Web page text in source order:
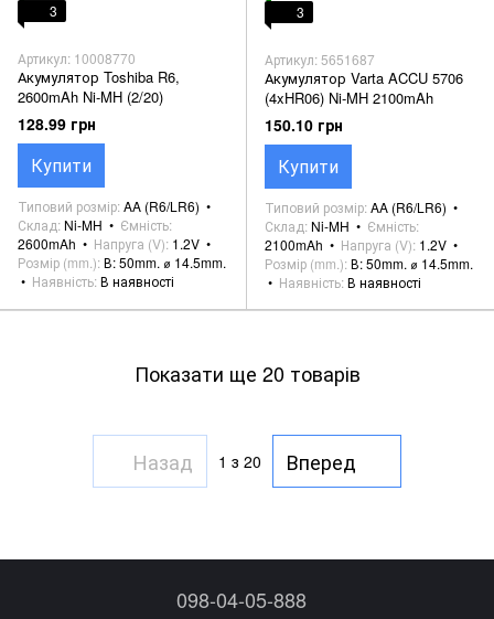
3
Артикул: 10008770
Акумулятор Toshiba R6,
2600mAh Ni-MH (2/20)
128.99 грн
Купити
Типовий розмір AA (R6/LR6)
Склад Ni-MH
Ємність
2600mAh
Напруга (V) 1.2V
Розмір (mm.) В: 50mm. ⌀ 14.5mm.
Наявність В наявності
3
Артикул: 5651687
Акумулятор Varta ACCU 5706
(4xHR06) Ni-MH 2100mAh
150.10 грн
Купити
Типовий розмір AA (R6/LR6)
Склад Ni-MH
Ємність
2100mAh
Напруга (V) 1.2V
Розмір (mm.) В: 50mm. ⌀ 14.5mm.
Наявність В наявності
Показати ще 20 товарів
Назад 1 з 20 Вперед
098-04-05-888